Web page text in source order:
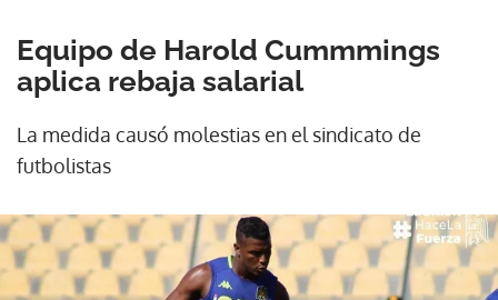
Equipo de Harold Cummmings
aplica rebaja salarial
La medida causó molestias en el sindicato de
futbolistas